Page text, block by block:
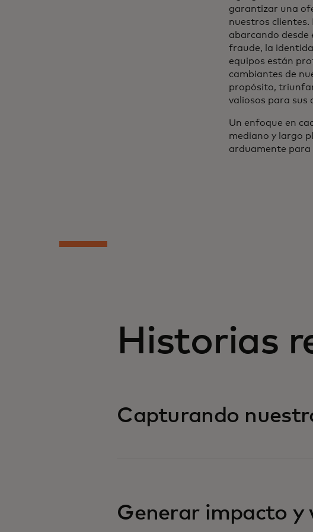
garantizar una
nuestros clientes.
abarcando desde
fraude, la
equipos están
cambiantes de
propósito,
valiosos para sus
Un enfoque en
mediano y largo
arduamente para
Historias
Capturando
Generar impacto y